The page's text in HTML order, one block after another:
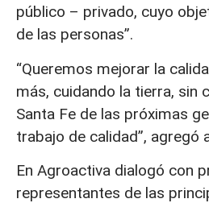
público – privado, cuyo
de las personas”.
“Queremos mejorar la
más, cuidando la tierra, sin
Santa Fe de las próximas
trabajo de calidad”, agregó
En Agroactiva dialogó con
representantes de las